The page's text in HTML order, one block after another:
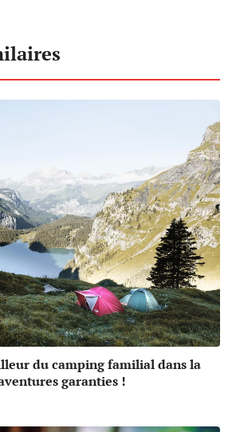
du camping familial dans la
garanties !